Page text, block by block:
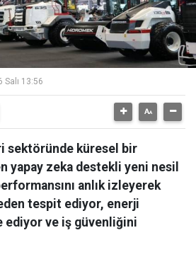
Salı 13:56
sektöründe küresel bir
yapay zeka destekli yeni nesil
anlık izleyerek
tespit ediyor, enerji
ve iş güvenliğini